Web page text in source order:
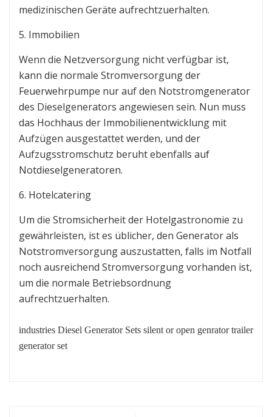
medizinischen Geräte aufrechtzuerhalten.
5. Immobilien
Wenn die Netzversorgung nicht verfügbar ist,
kann die normale Stromversorgung der
Feuerwehrpumpe nur auf den Notstromgenerator
des Dieselgenerators angewiesen sein. Nun muss
das Hochhaus der Immobilienentwicklung mit
Aufzügen ausgestattet werden, und der
Aufzugsstromschutz beruht ebenfalls auf
Notdieselgeneratoren.
6. Hotelcatering
Um die Stromsicherheit der Hotelgastronomie zu
gewährleisten, ist es üblicher, den Generator als
Notstromversorgung auszustatten, falls im Notfall
noch ausreichend Stromversorgung vorhanden ist,
um die normale Betriebsordnung
aufrechtzuerhalten.